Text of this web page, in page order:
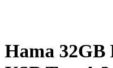
Hama 32GB